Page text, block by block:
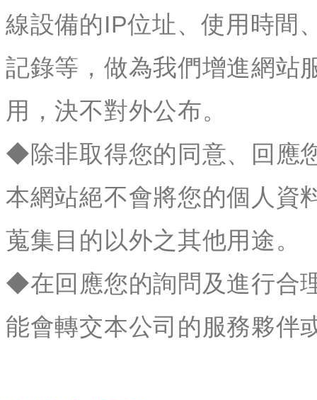
線設備的IP位址、使用時間
記錄等，做為我們增進網站
用，決不對外公布。
◆除非取得您的同意、回應
本網站絕不會將您的個人資
蒐集目的以外之其他用途。
◆在回應您的詢問及進行合
能會轉交本公司的服務夥伴